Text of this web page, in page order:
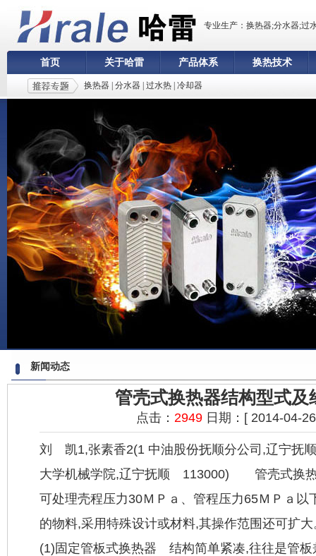
专业生产：换热器;分水器;过
首页 关于哈雷 产品体系 换热技术
换热器 分水器 过水热 冷却器
新闻动态
管壳式换热器结构型式及
点击： 2949 日期：[ 2014-04-
刘 凯1,张素香2(1 中油股份抚顺分公司,辽宁抚
大学机械学院,辽宁抚顺 113000) 管壳式换
可处理壳程压力30ＭＰａ、管程压力65ＭＰａ
的物料,采用特殊设计或材料,其操作范围还可扩
(1)固定管板式换热器 结构简单紧凑,往往是管板